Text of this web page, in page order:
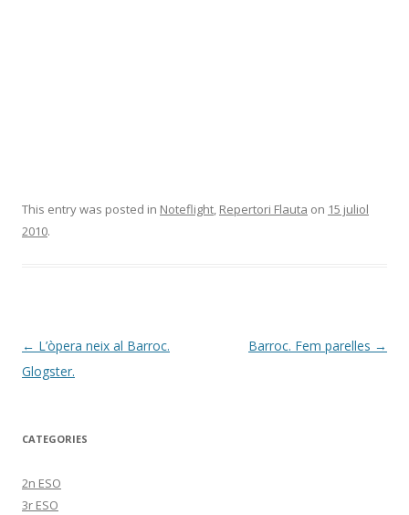
This entry was posted in Noteflight, Repertori Flauta on 15 juliol
2010.
Post
navigation
← L’òpera neix al Barroc.
Glogster.
Barroc. Fem parelles →
CATEGORIES
2n ESO
3r ESO